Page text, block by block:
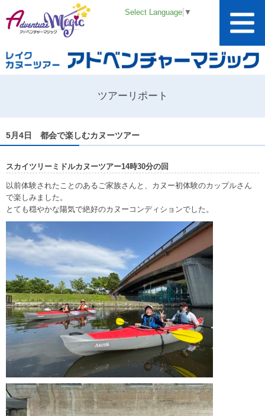
Select Language ▼
ツアーリポート
5月4日 都会で楽しむカヌーツアー
スカイツリーミドルカヌーツアー14時30分の回
以前体験されたことのあるご家族さんと、カヌー初体験のカップルさん
で楽しみました。
とても穏やかな陽気で絶好のカヌーコンディションでした。